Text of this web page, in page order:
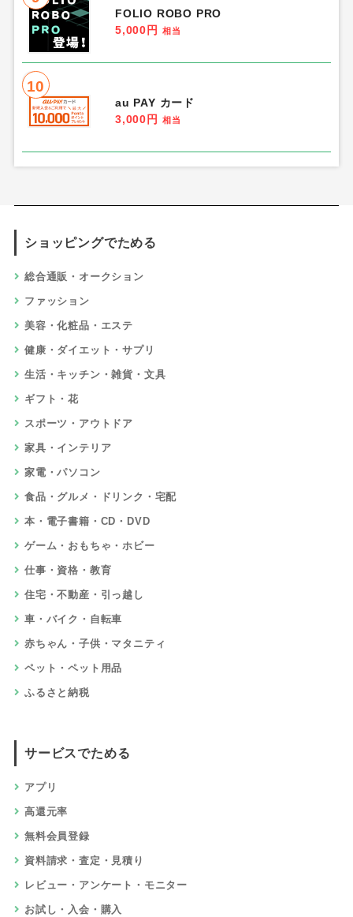
FOLIO ROBO PRO
5,000円
相当
10
au PAY カード
3,000円
相当
ショッピングでためる
総合通販・オークション
ファッション
美容・化粧品・エステ
健康・ダイエット・サプリ
生活・キッチン・雑貨・文具
ギフト・花
スポーツ・アウトドア
家具・インテリア
家電・パソコン
食品・グルメ・ドリンク・宅配
本・電子書籍・CD・DVD
ゲーム・おもちゃ・ホビー
仕事・資格・教育
住宅・不動産・引っ越し
車・バイク・自転車
赤ちゃん・子供・マタニティ
ペット・ペット用品
ふるさと納税
サービスでためる
アプリ
高還元率
無料会員登録
資料請求・査定・見積り
レビュー・アンケート・モニター
お試し・入会・購入